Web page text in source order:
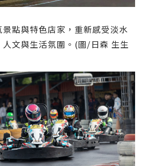
點與特色店家，重新感受淡水
人文與生活氛圍。(圖/日森 生生